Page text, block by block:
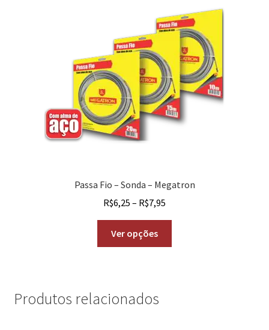
Passa Fio – Sonda – Megatron
R$6,25 – R$7,95
Ver opções
Produtos relacionados